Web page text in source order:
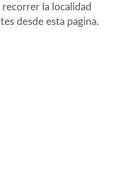
recorrer la localidad
desde esta pagina.